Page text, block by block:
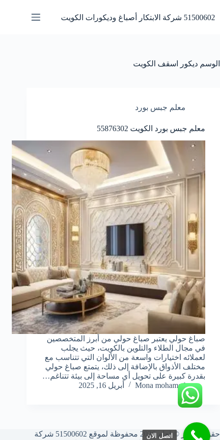
إلى
المحتوى
51500602 شركة الابتكار أصباغ وديكورات الكويت
الوسم ديكور اسقف الكويت
معلم جبس بورد
معلم جبس بورد الكويت 55876302
صباغ حولي يعتبر صباغ حولي من أبرز المتخصصين
في مجال الطلاء والتلوين بالكويت، حيث يجلب
لعملائه اختيارات واسعة من الألوان التي تتناسب مع
مختلف الأذواق بالإضافة إلى ذلك، يتمتع صباغ حولي
بقدرة كبيرة على تحويل أي مساحة إلى بيئة تتناغم…
Mona mohamed
أبريل 16, 2025
حقوق النشر © لعام 2026 محفوظة لموقع 51500602 شركة
اتصل الان